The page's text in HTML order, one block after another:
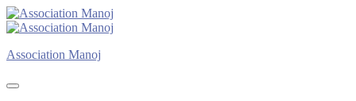
Association Manoj
Association Manoj